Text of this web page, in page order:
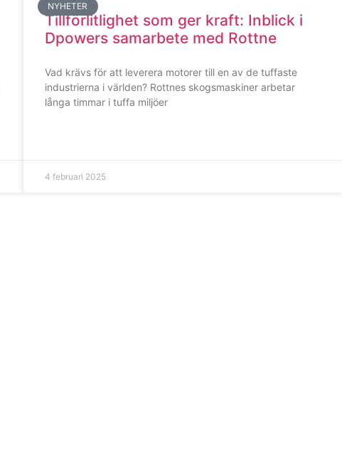
NYHETER
Tillförlitlighet som ger kraft: Inblick i
Dpowers samarbete med Rottne
Vad krävs för att leverera motorer till en av de tuffaste
industrierna i världen? Rottnes skogsmaskiner arbetar
långa timmar i tuffa miljöer
4 februari 2025